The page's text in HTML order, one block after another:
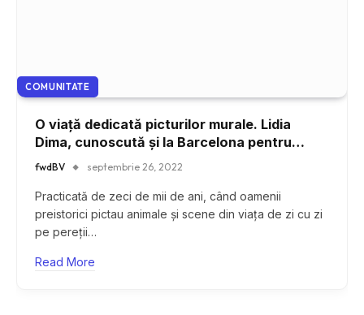
COMUNITATE
O viață dedicată picturilor murale. Lidia
Dima, cunoscută și la Barcelona pentru
lucrările sale
fwdBV septembrie 26, 2022
Practicată de zeci de mii de ani, când oamenii
preistorici pictau animale și scene din viața de zi cu zi
pe pereții…
Read More